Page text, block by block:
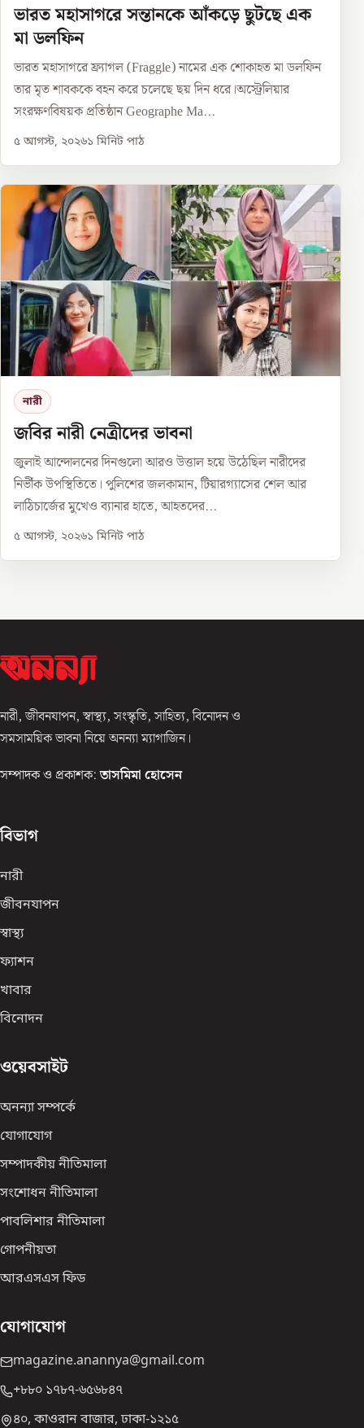
ভারত মহাসাগরে সন্তানকে আঁকড়ে ছুটছে এক
মা ডলফিন
ভারত মহাসাগরে ফ্র্যাগল (Fraggle) নামের এক শোকাহত মা ডলফিন
তার মৃত শাবককে বহন করে চলেছে ছয় দিন ধরে।অস্ট্রেলিয়ার
সংরক্ষণবিষয়ক প্রতিষ্ঠান Geographe Ma...
৫ আগস্ট, ২০২৬১ মিনিট পাঠ
নারী
জবির নারী নেত্রীদের ভাবনা
জুলাই আন্দোলনের দিনগুলো আরও উত্তাল হয়ে উঠেছিল নারীদের
নির্ভীক উপস্থিতিতে। পুলিশের জলকামান, টিয়ারগ্যাসের শেল আর
লাঠিচার্জের মুখেও ব্যানার হাতে, আহতদের...
৫ আগস্ট, ২০২৬১ মিনিট পাঠ
নারী, জীবনযাপন, স্বাস্থ্য, সংস্কৃতি, সাহিত্য, বিনোদন ও
সমসাময়িক ভাবনা নিয়ে অনন্যা ম্যাগাজিন।
সম্পাদক ও প্রকাশক: তাসমিমা হোসেন
বিভাগ
নারী
জীবনযাপন
স্বাস্থ্য
ফ্যাশন
খাবার
বিনোদন
ওয়েবসাইট
অনন্যা সম্পর্কে
যোগাযোগ
সম্পাদকীয় নীতিমালা
সংশোধন নীতিমালা
পাবলিশার নীতিমালা
গোপনীয়তা
আরএসএস ফিড
যোগাযোগ
magazine.anannya@gmail.com
+৮৮০ ১৭৮৭-৬৫৬৮৪৭
৪০, কাওরান বাজার, ঢাকা-১২১৫